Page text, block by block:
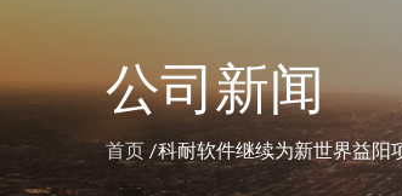
公司新闻
首页 科耐软件继续为新世界益阳